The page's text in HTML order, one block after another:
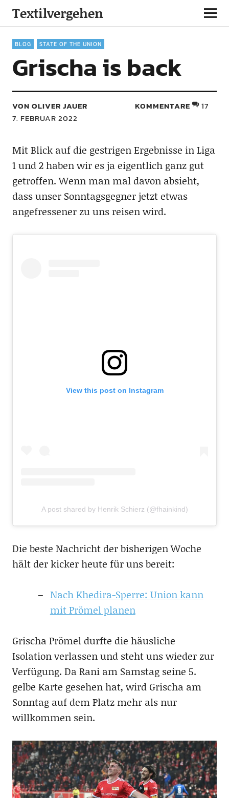
Textilvergehen
BLOG STATE OF THE UNION
Grischa is back
VON OLIVER JAUER
7. FEBRUAR 2022
KOMMENTARE 17
Mit Blick auf die gestrigen Ergebnisse in Liga
1 und 2 haben wir es ja eigentlich ganz gut
getroffen. Wenn man mal davon absieht,
dass unser Sonntagsgegner jetzt etwas
angefressener zu uns reisen wird.
View this post on Instagram
A post shared by Henrik Schierz (@fhainkind)
Die beste Nachricht der bisherigen Woche
hält der kicker heute für uns bereit:
Nach Khedira-Sperre: Union kann
mit Prömel planen
Grischa Prömel durfte die häusliche
Isolation verlassen und steht uns wieder zur
Verfügung. Da Rani am Samstag seine 5.
gelbe Karte gesehen hat, wird Grischa am
Sonntag auf dem Platz mehr als nur
willkommen sein.